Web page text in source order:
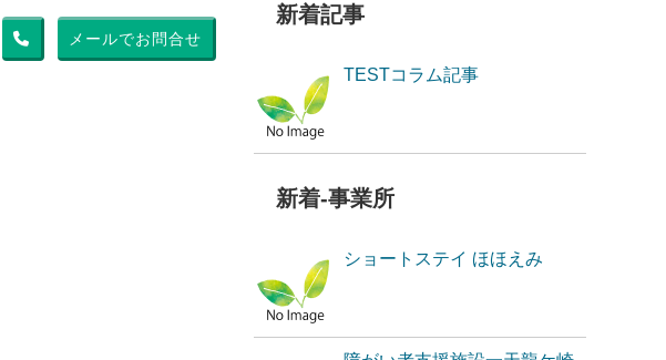
メールでお問合せ
新着記事
TESTコラム記事
新着-事業所
ショートステイ ほほえみ